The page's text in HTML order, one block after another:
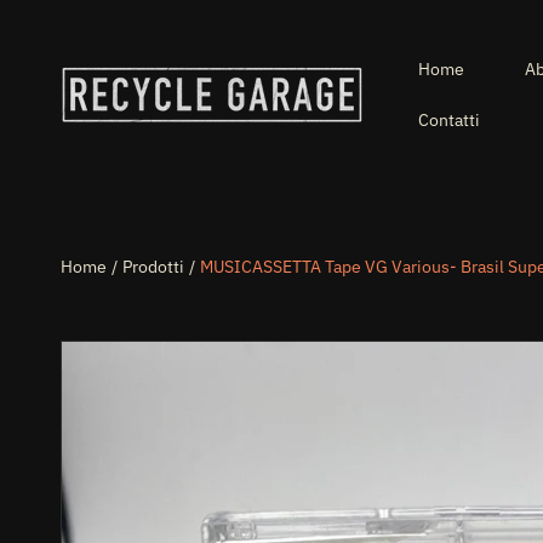
Home
Contatti
Home Prodotti MUSICASSETTA Tape VG Various- Brasil